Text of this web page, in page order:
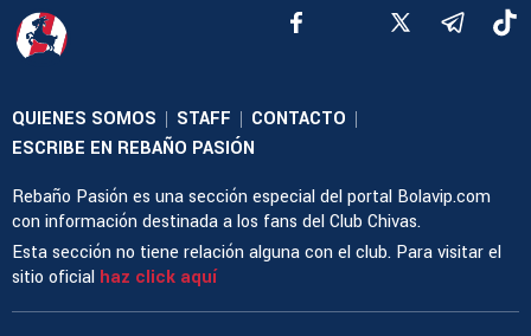
QUIENES SOMOS | STAFF | CONTACTO |
ESCRIBE EN REBAÑO PASIÓN
Rebaño Pasión es una sección especial del portal Bolavip.com
con información destinada a los fans del Club Chivas.
Esta sección no tiene relación alguna con el club. Para visitar el
sitio oficial haz click aquí